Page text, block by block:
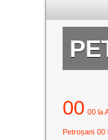
00 00 la
Petroșani 00